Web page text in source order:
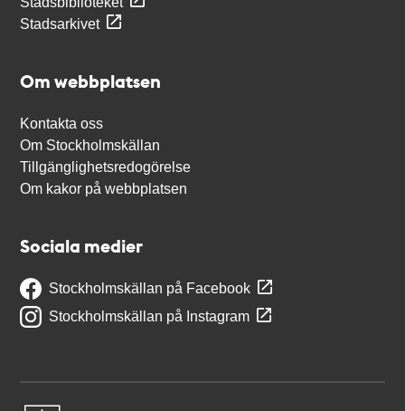
Stadsarkivet
Om webbplatsen
Kontakta oss
Om Stockholmskällan
Tillgänglighetsredogörelse
Om kakor på webbplatsen
Sociala medier
Stockholmskällan på Facebook
Stockholmskällan på Instagram